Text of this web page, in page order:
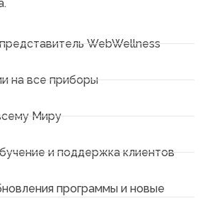
WebWellness
на все приборы
Миру
и поддержка клиентов
программы и новые